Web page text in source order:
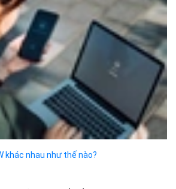
khác nhau như thế nào?
ngữ CNTT phổ biến trong an ninh mạng.